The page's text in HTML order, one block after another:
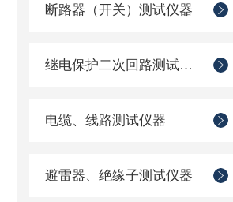
断路器（开关）测试仪器
继电保护二次回路测试仪器
电缆、线路测试仪器
避雷器、绝缘子测试仪器